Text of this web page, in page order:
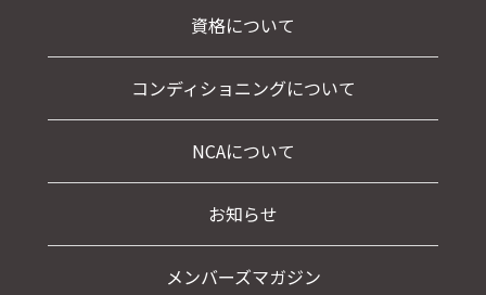
資格について
コンディショニングについて
NCAについて
お知らせ
メンバーズマガジン